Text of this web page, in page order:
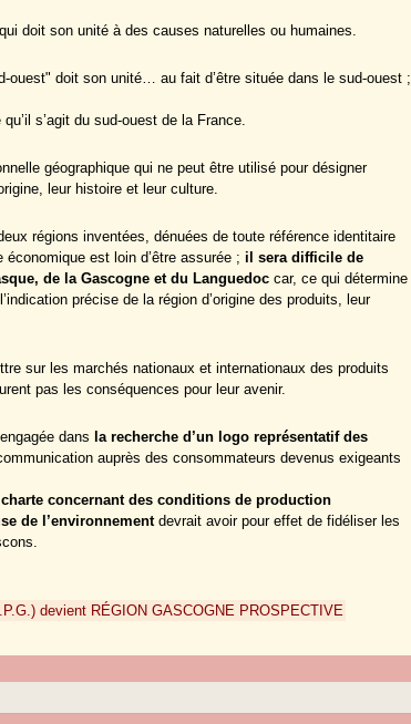
doit son unité à des causes naturelles ou humaines.
ouest" doit son unité… au fait d’être située dans le sud-ouest ;
s’agit du sud-ouest de la France.
géographique qui ne peut être utilisé pour désigner
leur histoire et leur culture.
régions inventées, dénuées de toute référence identitaire
est loin d’être assurée ;il sera difficile de
de la Gascogne et du Languedoc car, ce qui détermine
précise de la région d’origine des produits, leur
sur les marchés nationaux et internationaux des produits
pas les conséquences pour leur avenir.
dans la recherche d’un logo représentatif des
auprès des consommateurs devenus exigeants
concernant des conditions de production
de l’environnementdevrait avoir pour effet de fidéliser les
devient RÉGION GASCOGNE PROSPECTIVE